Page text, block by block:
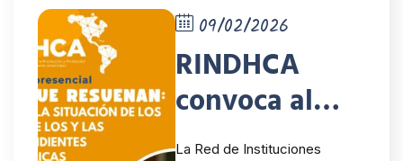
personas
afrodescendie
ntes
09/02/2026
RINDHCA
convoca al
encuentro
La Red de Instituciones